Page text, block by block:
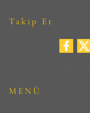
Takip Et
MENÜ